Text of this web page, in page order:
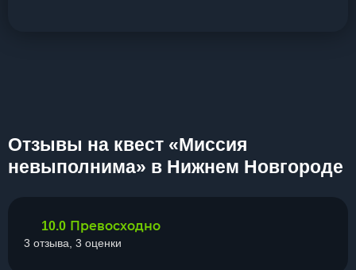
Отзывы на квест «Миссия
невыполнима» в Нижнем Новгороде
10.0 Превосходно
3 отзыва, 3 оценки